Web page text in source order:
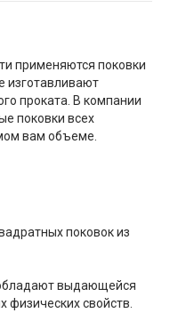
применяются поковки
изготавливают
проката. В компании
поковки всех
вам объеме.
поковок из
выдающейся
физических свойств.